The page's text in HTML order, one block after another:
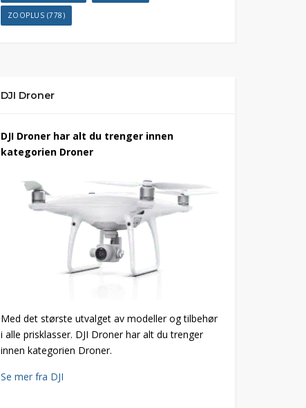
ZOOPLUS (778)
DJI Droner
DJI Droner har alt du trenger innen
kategorien Droner
Med det største utvalget av modeller og tilbehør
i alle prisklasser. DJI Droner har alt du trenger
innen kategorien Droner.
Se mer fra DJI